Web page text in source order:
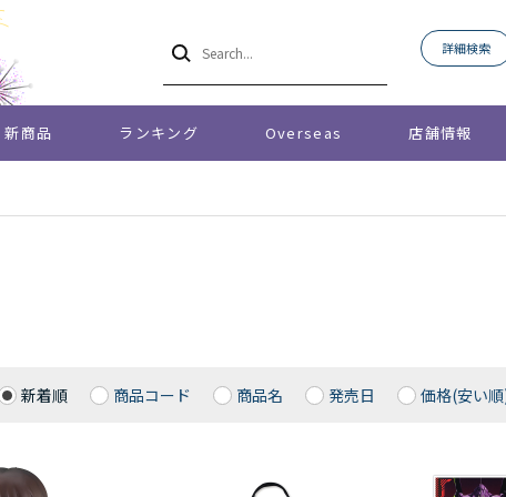
詳細検索
新商品 ランキング Overseas 店舗情報
新着順 商品コード 商品名 発売日 価格(安い